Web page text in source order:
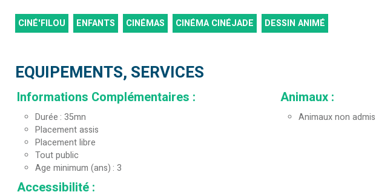
CINÉ'FILOU ENFANTS CINÉMAS CINÉMA CINÉJADE DESSIN ANIMÉ
EQUIPEMENTS, SERVICES
Informations Complémentaires :
Durée 35mn
Placement assis
Placement libre
Tout public
Age minimum (ans) 3
Accessibilité :
Animaux :
Animaux non admis